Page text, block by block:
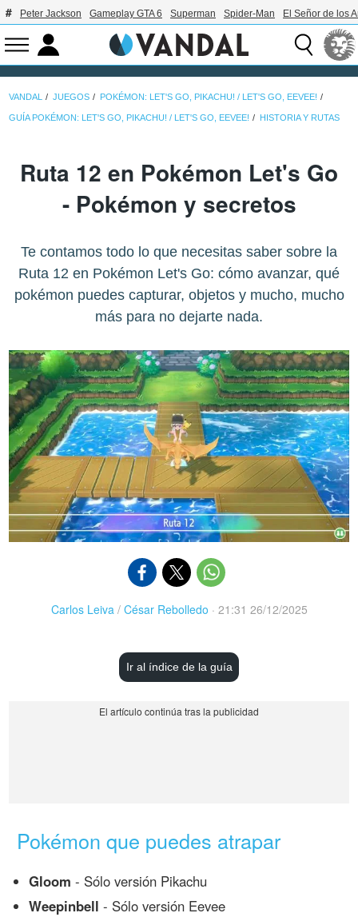
Peter Jackson Gameplay GTA 6 Superman Spider-Man El Señor de los
VANDAL JUEGOS POKÉMON: LET'S GO, PIKACHU! / LET'S GO, EEVEE!
GUÍA POKÉMON: LET'S GO, PIKACHU! / LET'S GO, EEVEE! HISTORIA Y RUTAS
Ruta 12 en Pokémon Let's Go
- Pokémon y secretos
Te contamos todo lo que necesitas saber sobre la
Ruta 12 en Pokémon Let's Go: cómo avanzar, qué
pokémon puedes capturar, objetos y mucho, mucho
más para no dejarte nada.
Carlos Leiva / César Rebolledo · 21:31 26/12/2025
Ir al índice de la guía
Pokémon que puedes atrapar
Gloom - Sólo versión Pikachu
Weepinbell - Sólo versión Eevee